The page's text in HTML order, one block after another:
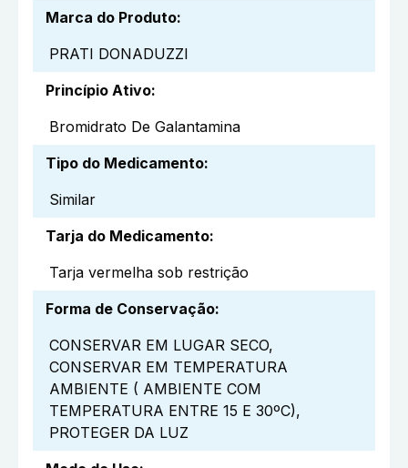
Marca do Produto:
PRATI DONADUZZI
Princípio Ativo:
Bromidrato De Galantamina
Tipo do Medicamento:
Similar
Tarja do Medicamento:
Tarja vermelha sob restrição
Forma de Conservação:
CONSERVAR EM LUGAR SECO,
CONSERVAR EM TEMPERATURA
AMBIENTE ( AMBIENTE COM
TEMPERATURA ENTRE 15 E 30ºC),
PROTEGER DA LUZ